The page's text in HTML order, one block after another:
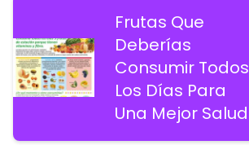
Frutas Que
Deberías
Consumir Todos
Los Días Para
Una Mejor Salud